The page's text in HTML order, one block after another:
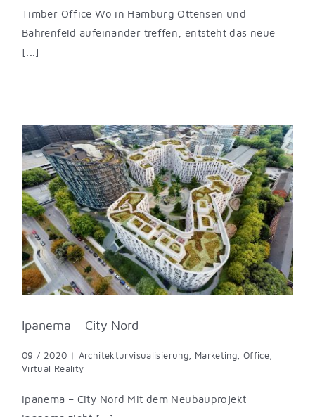
Timber Office Wo in Hamburg Ottensen und
Bahrenfeld aufeinander treffen, entsteht das neue
[...]
Ipanema – City Nord
09 / 2020 | Architekturvisualisierung, Marketing, Office,
Virtual Reality
Ipanema – City Nord Mit dem Neubauprojekt